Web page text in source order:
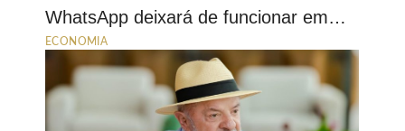
WhatsApp deixará de funcionar em…
ECONOMIA